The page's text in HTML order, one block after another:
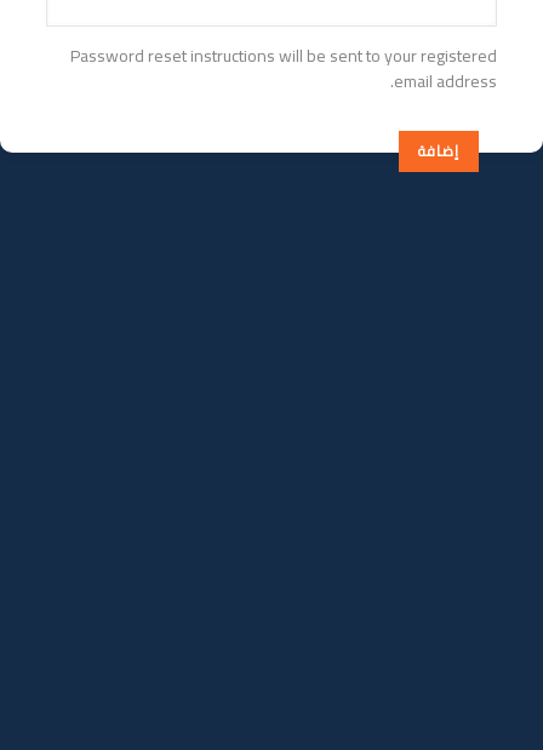
Password reset instructions will be sent to your registered
email address.